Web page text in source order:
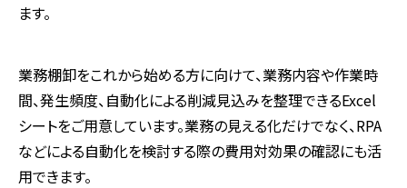
ます。
業務棚卸をこれから始める方に向けて、業務内容や作業時
間、発生頻度、自動化による削減見込みを整理できるExcel
シートをご用意しています。業務の見える化だけでなく、RPA
などによる自動化を検討する際の費用対効果の確認にも活
用できます。